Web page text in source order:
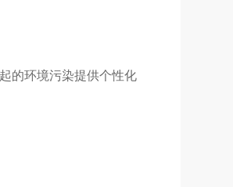
的环境污染提供个性化